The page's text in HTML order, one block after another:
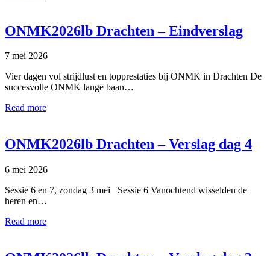
ONMK2026lb Drachten – Eindverslag
7 mei 2026
Vier dagen vol strijdlust en topprestaties bij ONMK in Drachten De
succesvolle ONMK lange baan…
Read more
ONMK2026lb Drachten – Verslag dag 4
6 mei 2026
Sessie 6 en 7, zondag 3 mei Sessie 6 Vanochtend wisselden de
heren en…
Read more